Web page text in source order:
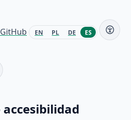
GitHub EN PL DE ES